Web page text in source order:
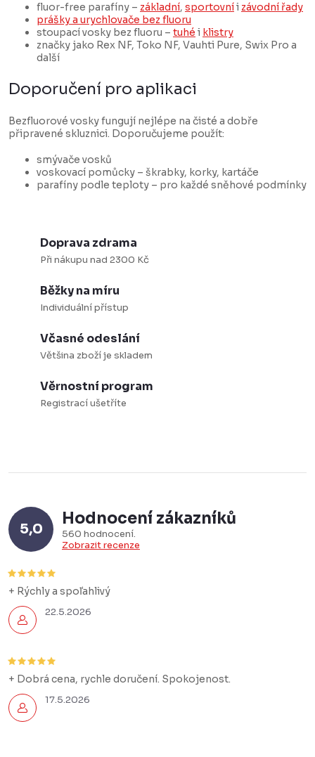
fluor-free parafíny – základní, sportovníi závodní řady
prášky a urychlovače bez fluoru
stoupací vosky bez fluoru – tuhé i klistry
značky jako Rex NF, Toko NF, Vauhti Pure, Swix Pro a
další
Doporučení pro aplikaci
Bezfluorové vosky fungují nejlépe na čisté a dobře
připravené skluznici. Doporučujeme použít:
smývače vosků
voskovací pomůcky – škrabky, korky, kartáče
parafíny podle teploty – pro každé sněhové podmínky
Doprava zdrama
Při nákupu nad 2300 Kč
Běžky na míru
Individuální přístup
Včasné odeslání
Většina zboží je skladem
Věrnostní program
Registrací ušetříte
5,0
Hodnocení zákazníků
560 hodnocení
Zobrazit recenze
22.5.2026
+ Rýchly a spoľahlivý
17.5.2026
+ Dobrá cena, rychle doručení. Spokojenost.